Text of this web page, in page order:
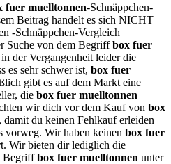
fuer muelltonnen-Schnäppchen-
Beitrag handelt es sich NICHT
-Schnäppchen-Vergleich
Suche von dem Begriffbox fuer
der Vergangenheit leider die
es sehr schwer ist, box fuer
gibt es auf dem Markt eine
die box fuer muelltonnen
wir dich vor dem Kauf von box
damit du keinen Fehlkauf erleiden
vorweg. Wir haben keinen box fuer
Wir bieten dir lediglich die
Begriffbox fuer muelltonnen unter